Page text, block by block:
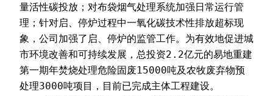
量活性碳投放；对布袋烟气处理系统加强日常运行管
理；针对启、停炉过程中一氧化碳技术性排放超标现
象，公司加强了启、停炉的监管工作。为有效地促进城
市环境改善和可持续发展，总投资2.2亿元的易地重建
第一期年焚烧处理危险固废15000吨及农牧废弃物预
处理3000吨项目，目前已完成主体工程建设。